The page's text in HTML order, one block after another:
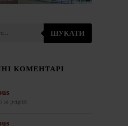
ШУКАТИ
КОМЕНТАРІ
рецепт.